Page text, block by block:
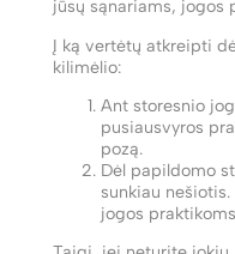
jūsų sąnariams, jogos
Į ką vertėtų atkreipti
kilimėlio:
Ant storesnio
pusiausvyros
pozą.
Dėl papildomo
sunkiau
jogos